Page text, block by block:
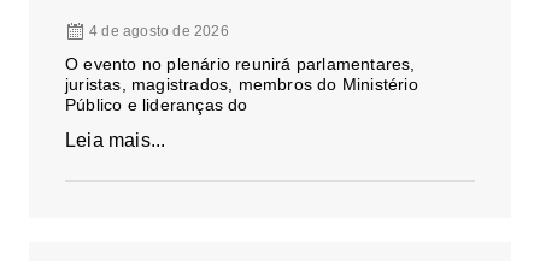
4 de agosto de 2026
O evento no plenário reunirá parlamentares,
juristas, magistrados, membros do Ministério
Público e lideranças do
Leia mais...